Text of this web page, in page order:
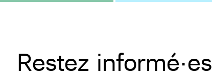
Restez informé·es